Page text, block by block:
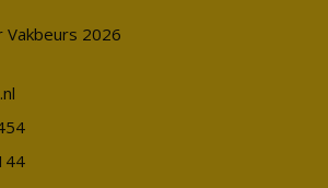
Vakbeurs 2026